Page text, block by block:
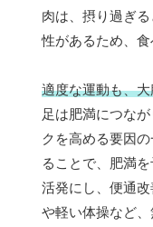
肉は、摂り過ぎ
性があるため、食
適度な運動も、
足は肥満につな
クを高める要因
ることで、肥満
活発にし、便通
や軽い体操など